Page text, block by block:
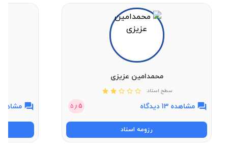
محمدامین عزیزی
سطح استاد:
مشاهده 13 دیدگاه 5 از 5
رزومه استاد
مشاهده 3